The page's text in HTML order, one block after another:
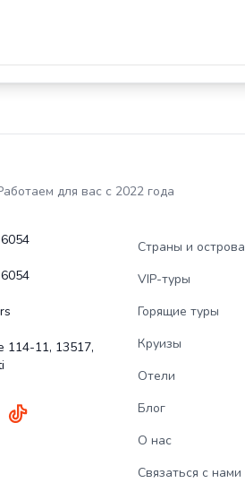
для вас с 2022 года
114-11, 13517,
Страны и острова
VIP-туры
Горящие туры
Круизы
Отели
Блог
О нас
Связаться с нами